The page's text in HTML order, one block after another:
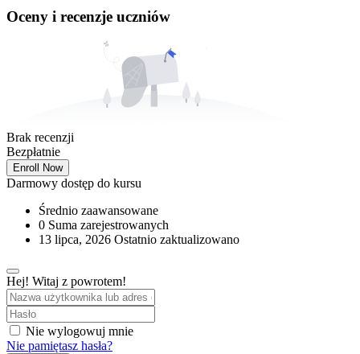
Oceny i recenzje uczniów
Brak recenzji
Bezpłatnie
Enroll Now
Darmowy dostęp do kursu
Średnio zaawansowane
0 Suma zarejestrowanych
13 lipca, 2026 Ostatnio zaktualizowano
Hej! Witaj z powrotem!
Nie wylogowuj mnie
Nie pamiętasz hasła?